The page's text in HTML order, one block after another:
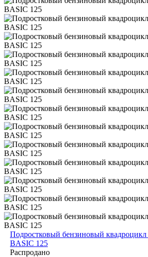
Подростковый бензиновый
BASIC 125
Распродано